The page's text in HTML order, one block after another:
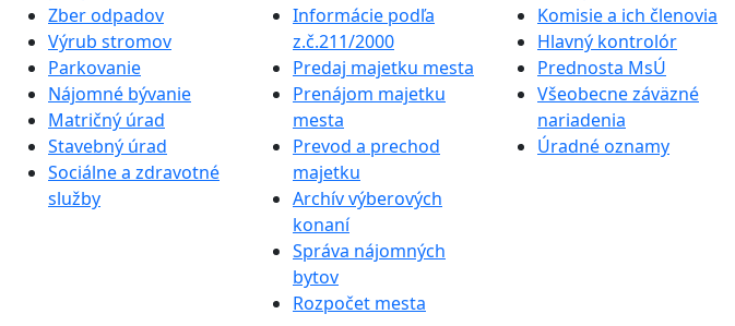
Zber odpadov
Výrub stromov
Parkovanie
Nájomné bývanie
Matričný úrad
Stavebný úrad
Sociálne a zdravotné
služby
Informácie podľa
z.č.211/2000
Predaj majetku mesta
Prenájom majetku
mesta
Prevod a prechod
majetku
Archív výberových
konaní
Správa nájomných
bytov
Rozpočet mesta
Komisie a ich členovia
Hlavný kontrolór
Prednosta MsÚ
Všeobecne záväzné
nariadenia
Úradné oznamy